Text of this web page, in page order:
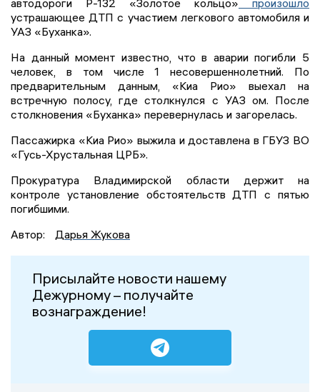
автодороги Р-132 «Золотое кольцо» произошло
устрашающее ДТП с участием легкового автомобиля и
УАЗ «Буханка».
На данный момент известно, что в аварии погибли 5
человек, в том числе 1 несовершеннолетний. По
предварительным данным, «Киа Рио» выехал на
встречную полосу, где столкнулся с УАЗ ом. После
столкновения «Буханка» перевернулась и загорелась.
Пассажирка «Киа Рио» выжила и доставлена в ГБУЗ ВО
«Гусь-Хрустальная ЦРБ».
Прокуратура Владимирской области держит на
контроле установление обстоятельств ДТП с пятью
погибшими.
Автор:
Дарья Жукова
Присылайте новости нашему
Дежурному – получайте
вознаграждение!